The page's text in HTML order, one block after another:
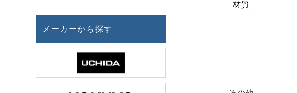
材質
メーカーから探す